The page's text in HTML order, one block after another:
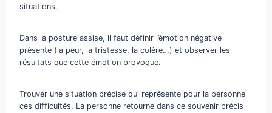
situations.
Dans la posture assise, il faut définir l’émotion négative
présente (la peur, la tristesse, la colère…) et observer les
résultats que cette émotion provoque.
Trouver une situation précise qui représente pour la personne
ces difficultés. La personne retourne dans ce souvenir précis